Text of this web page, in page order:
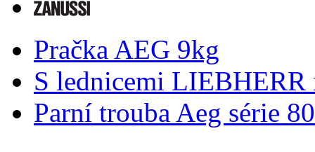
Pračka AEG 9kg
S lednicemi
Parní trouba Aeg série